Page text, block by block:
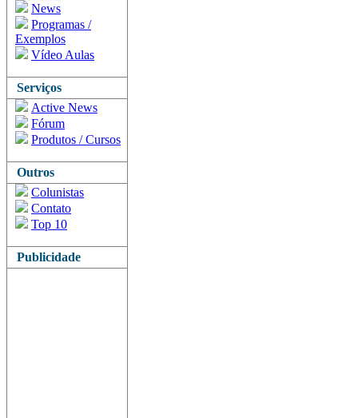
News
Programas /
Exemplos
Vídeo Aulas
Serviços
Active News
Fórum
Produtos / Cursos
Outros
Colunistas
Contato
Top 10
Publicidade